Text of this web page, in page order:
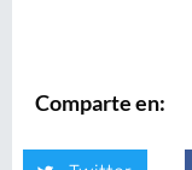
Comparte en: